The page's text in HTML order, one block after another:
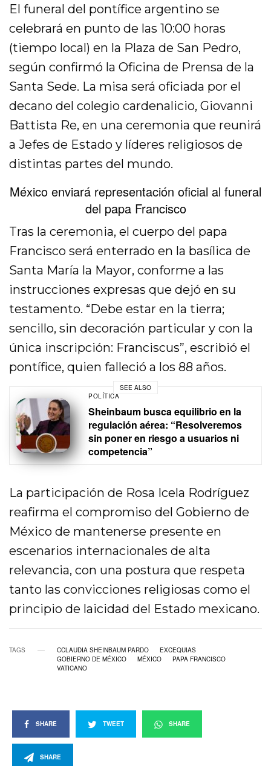
El funeral del pontífice argentino se
celebrará en punto de las 10:00 horas
(tiempo local) en la Plaza de San Pedro,
según confirmó la Oficina de Prensa de la
Santa Sede. La misa será oficiada por el
decano del colegio cardenalicio, Giovanni
Battista Re, en una ceremonia que reunirá
a Jefes de Estado y líderes religiosos de
distintas partes del mundo.
México enviará representación oficial al funeral
del papa Francisco
Tras la ceremonia, el cuerpo del papa
Francisco será enterrado en la basílica de
Santa María la Mayor, conforme a las
instrucciones expresas que dejó en su
testamento. “Debe estar en la tierra;
sencillo, sin decoración particular y con la
única inscripción: Franciscus”, escribió el
pontífice, quien falleció a los 88 años.
SEE ALSO
POLÍTICA
Sheinbaum busca equilibrio en la
regulación aérea: “Resolveremos
sin poner en riesgo a usuarios ni
competencia”
La participación de Rosa Icela Rodríguez
reafirma el compromiso del Gobierno de
México de mantenerse presente en
escenarios internacionales de alta
relevancia, con una postura que respeta
tanto las convicciones religiosas como el
principio de laicidad del Estado mexicano.
TAGS CCLAUDIA SHEINBAUM PARDO
EXCEQUIAS
GOBIERNO DE MÉXICO
MÉXICO
PAPA FRANCISCO
VATICANO
SHARE TWEET SHARE
SHARE